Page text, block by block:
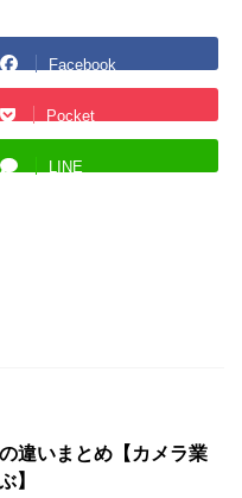
Facebook
Pocket
LINE
違いまとめ【カメラ業
】